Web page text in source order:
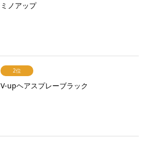
ミノアップ
2位
V-upヘアスプレーブラック